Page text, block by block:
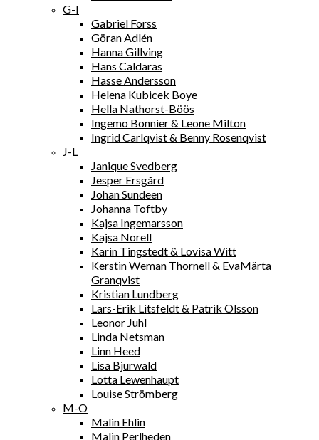
G-I
Gabriel Forss
Göran Adlén
Hanna Gillving
Hans Caldaras
Hasse Andersson
Helena Kubicek Boye
Hella Nathorst-Böös
Ingemo Bonnier & Leone Milton
Ingrid Carlqvist & Benny Rosenqvist
J-L
Janique Svedberg
Jesper Ersgård
Johan Sundeen
Johanna Toftby
Kajsa Ingemarsson
Kajsa Norell
Karin Tingstedt & Lovisa Witt
Kerstin Weman Thornell & EvaMärta
Granqvist
Kristian Lundberg
Lars-Erik Litsfeldt & Patrik Olsson
Leonor Juhl
Linda Netsman
Linn Heed
Lisa Bjurwald
Lotta Lewenhaupt
Louise Strömberg
M-O
Malin Ehlin
Malin Perlheden